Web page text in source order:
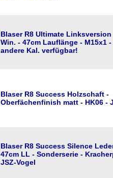
Blaser R8 Ultimate Linksversion
Win. - 47cm Lauflänge - M15x1
andere Kal. verfügbar!
Blaser R8 Success Holzschaft -
Oberfächenfinish matt - HK06 -
Blaser R8 Success Silence
47cm LL - Sonderserie -
JSZ-Vogel